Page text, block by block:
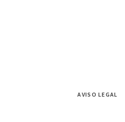
AVISO LEGAL